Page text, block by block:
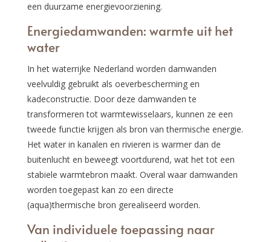
een duurzame energievoorziening.
Energiedamwanden: warmte uit het
water
In het waterrijke Nederland worden damwanden
veelvuldig gebruikt als oeverbescherming en
kadeconstructie. Door deze damwanden te
transformeren tot warmtewisselaars, kunnen ze een
tweede functie krijgen als bron van thermische energie.
Het water in kanalen en rivieren is warmer dan de
buitenlucht en beweegt voortdurend, wat het tot een
stabiele warmtebron maakt. Overal waar damwanden
worden toegepast kan zo een directe
(aqua)thermische bron gerealiseerd worden.
Van individuele toepassing naar